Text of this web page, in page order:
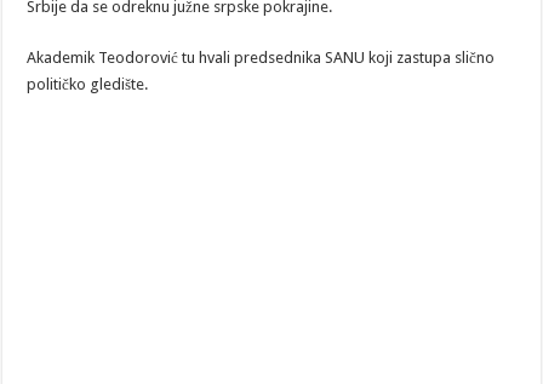
Srbije da se odreknu južne srpske pokrajine.
Akademik Teodorović tu hvali predsednika SANU koji zastupa slično
političko gledište.